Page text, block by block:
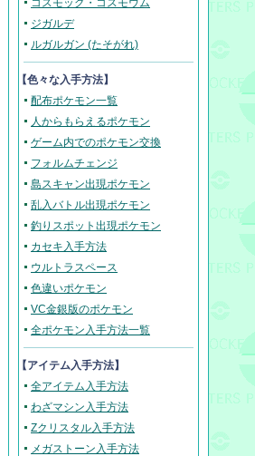
コスモッグ・コスモウム
ジガルデ
ルガルガン (たそがれ)
【色々な入手方法】
配布ポケモン一覧
人からもらえるポケモン
ゲーム内でのポケモン交換
フォルムチェンジ
島スキャン出現ポケモン
乱入バトル出現ポケモン
釣りスポット出現ポケモン
カセキ入手方法
ウルトラスペース
色違いポケモン
VC金銀版のポケモン
全ポケモン入手方法一覧
【アイテム入手方法】
全アイテム入手方法
わざマシン入手方法
Zクリスタル入手方法
メガストーン入手方法